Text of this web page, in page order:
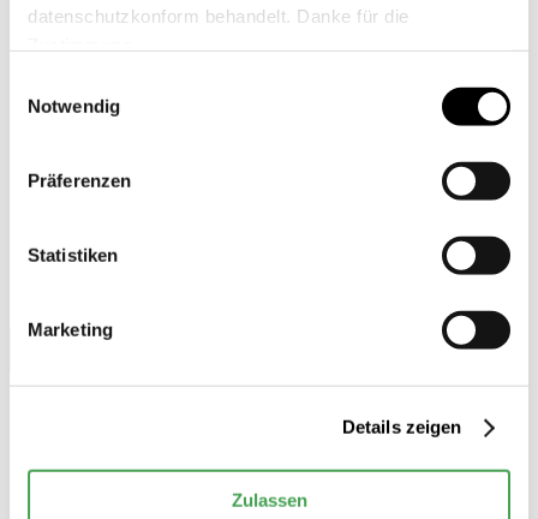
datenschutzkonform behandelt. Danke für die
Notwendig
Präferenzen
Statistiken
Marketing
Details zeigen
Zulassen
der Nada
© 2026 Stiftung Nationale Anti Doping Agentur Deutschland